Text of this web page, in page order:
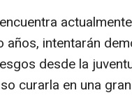
intentarán
desde la
curarla en una